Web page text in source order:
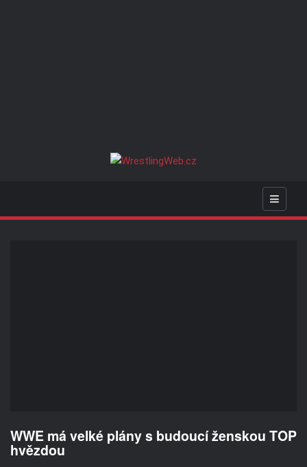
WWE má velké plány s budoucí ženskou TOP
hvězdou